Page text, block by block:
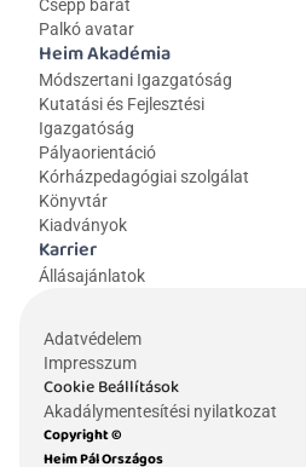
Csepp barát
Palkó avatar
Heim Akadémia
Módszertani Igazgatóság
Kutatási és Fejlesztési
Igazgatóság
Pályaorientáció
Kórházpedagógiai szolgálat
Könyvtár
Kiadványok
Karrier
Állásajánlatok
Adatvédelem
Impresszum
Cookie Beállítások
Akadálymentesítési nyilatkozat
Copyright ©
Heim Pál Országos